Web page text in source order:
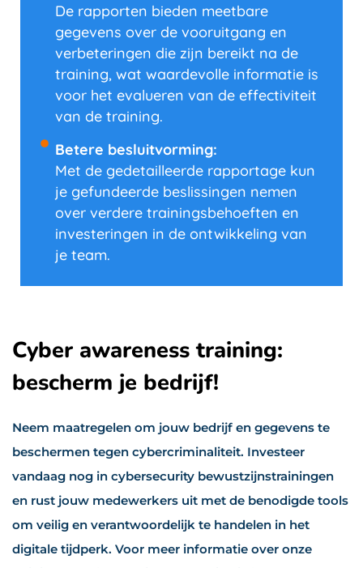
De rapporten bieden meetbare
gegevens over de vooruitgang en
verbeteringen die zijn bereikt na de
training, wat waardevolle informatie is
voor het evalueren van de effectiviteit
van de training.
Betere besluitvorming:
Met de gedetailleerde rapportage kun
je gefundeerde beslissingen nemen
over verdere trainingsbehoeften en
investeringen in de ontwikkeling van
je team.
Cyber awareness training:
bescherm je bedrijf!
Neem maatregelen om jouw bedrijf en gegevens te
beschermen tegen cybercriminaliteit. Investeer
vandaag nog in cybersecurity bewustzijnstrainingen
en rust jouw medewerkers uit met de benodigde tools
om veilig en verantwoordelijk te handelen in het
digitale tijdperk. Voor meer informatie over onze